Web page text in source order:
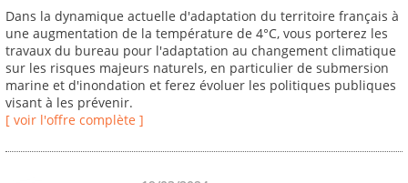
Dans la dynamique actuelle d'adaptation du territoire français à
une augmentation de la température de 4°C, vous porterez les
travaux du bureau pour l'adaptation au changement climatique
sur les risques majeurs naturels, en particulier de submersion
marine et d'inondation et ferez évoluer les politiques publiques
visant à les prévenir.
[ voir l'offre complète ]